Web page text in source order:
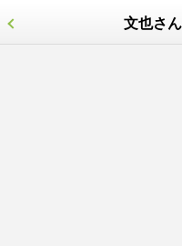
文也さ